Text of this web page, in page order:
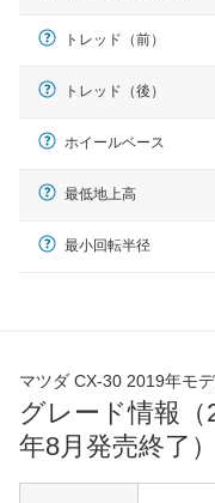
トレッド（前）
トレッド（後）
ホイールベース
最低地上高
最小回転半径
マツダ CX-30 2019年モ
グレード情報（
年8月発売終了）